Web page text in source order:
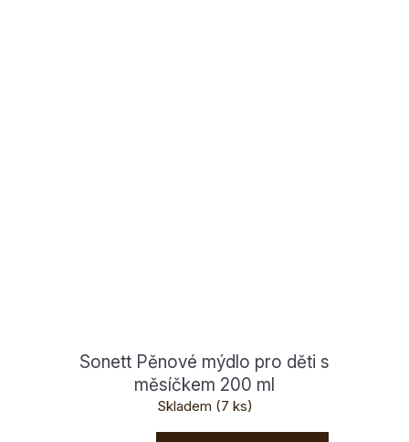
Sonett Pěnové mýdlo pro děti s
měsíčkem 200 ml
Skladem (7 ks)